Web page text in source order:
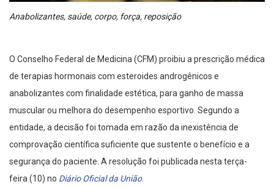
Anabolizantes, saúde, corpo, força, reposição
O Conselho Federal de Medicina (CFM) proibiu a prescrição médica
de terapias hormonais com esteroides androgênicos e
anabolizantes com finalidade estética, para ganho de massa
muscular ou melhora do desempenho esportivo. Segundo a
entidade, a decisão foi tomada em razão da inexistência de
comprovação científica suficiente que sustente o benefício e a
segurança do paciente. A resolução foi publicada nesta terça-
feira (10) no Diário Oficial da União.